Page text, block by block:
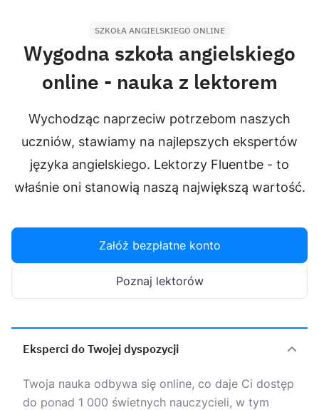
SZKOŁA ANGIELSKIEGO ONLINE
Wygodna szkoła angielskiego
online - nauka z lektorem
Wychodząc naprzeciw potrzebom naszych
uczniów, stawiamy na najlepszych ekspertów
języka angielskiego. Lektorzy Fluentbe - to
właśnie oni stanowią naszą największą wartość.
Załóż bezpłatne konto
Poznaj lektorów
Eksperci do Twojej dyspozycji
Twoja nauka odbywa się online, co daje Ci dostęp
do ponad 1 000 świetnych nauczycieli, w tym